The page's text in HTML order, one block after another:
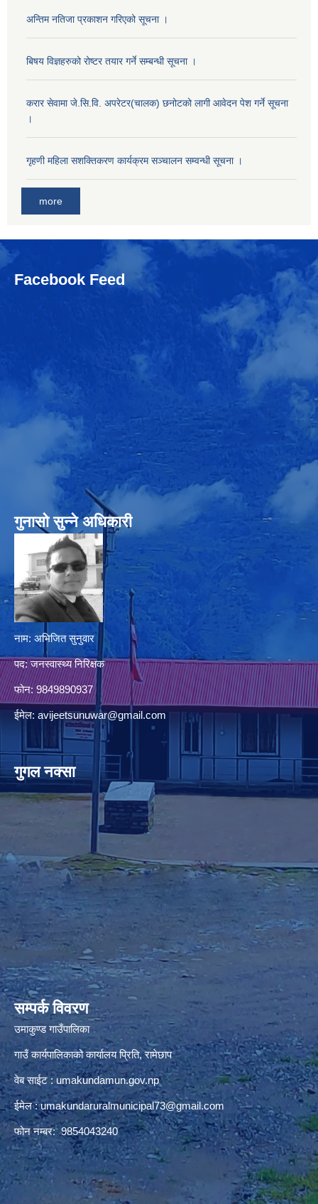
अन्तिम नतिजा प्रकाशन गरिएको सूचना ।
बिषय विज्ञहरुको रोष्टर तयार गर्ने सम्बन्धी सूचना ।
करार सेवामा जे.सि.वि. अपरेटर(चालक) छनोटको लागी आवेदन पेश गर्ने सूचना
।
गृहणी महिला सशक्तिकरण कार्यक्रम सञ्चालन सम्वन्धी सूचना ।
more
Facebook Feed
गुनासो सुन्‍ने अधिकारी
नाम: अभिजित सुनुवार
पद: जनस्वास्थ्य निरिक्षक
फोन: 9849890937
ईमेल: avijeetsunuwar@gmail.com
गुगल नक्सा
premium bootstrap themes
सम्पर्क विवरण
उमाकुण्ड गाउँपालिका
गाउँ कार्यपालिकाको कार्यालय प्रिति, रामेछाप
वेब साईट : umakundamun.gov.np
ईमेल :umakundaruralmunicipal73@gmail.com
फोन नम्बर: 9854043240